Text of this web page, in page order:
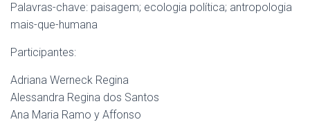
Palavras-chave: paisagem; ecologia política; antropologia
mais-que-humana
Participantes:
Adriana Werneck Regina
Alessandra Regina dos Santos
Ana Maria Ramo y Affonso